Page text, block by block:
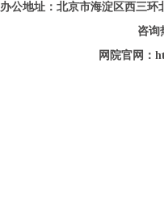
办公地址：北京市海淀区西三环
咨询
网院官网：